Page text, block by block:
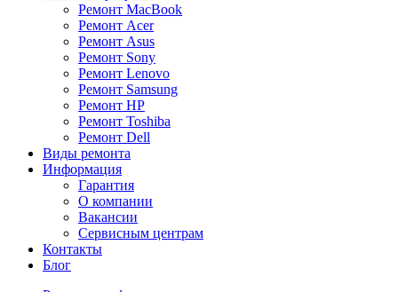
Ремонт MacBook
Ремонт Acer
Ремонт Asus
Ремонт Sony
Ремонт Lenovo
Ремонт Samsung
Ремонт HP
Ремонт Toshiba
Ремонт Dell
Виды ремонта
Информация
Гарантия
О компании
Вакансии
Сервисным центрам
Контакты
Блог